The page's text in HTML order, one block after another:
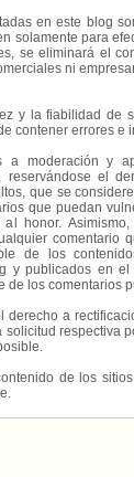
en este blog
solamente para
se eliminará el
ni
y la fiabilidad de
contener errores e
a moderación y
el
que se
que puedan
honor.
de los
y publicados en
de los comentarios
a
respectiva
de los